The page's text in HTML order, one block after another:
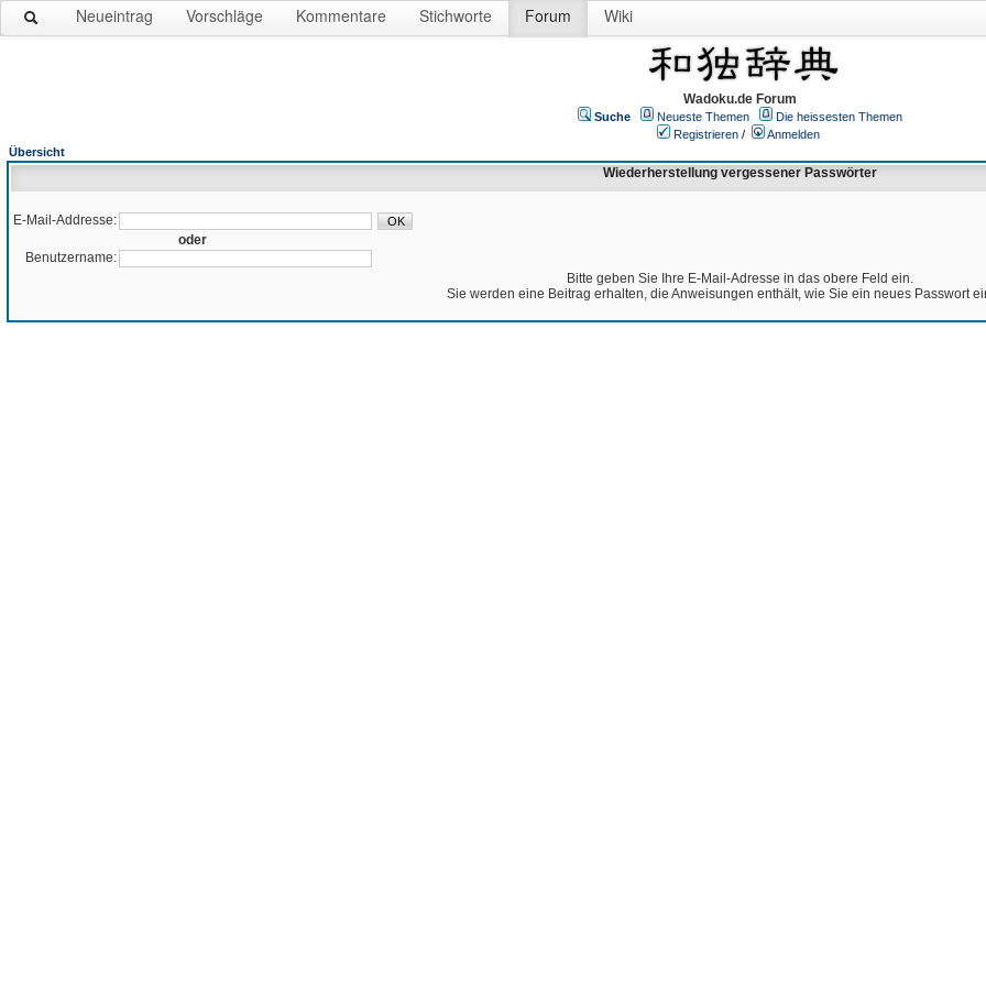
Neueintrag Vorschläge Kommentare Stichworte Forum Wiki
Wadoku.de Forum
Suche Neueste Themen
Die heissesten Themen
Registrieren /
Anmelden
Übersicht
Wiederherstellung vergessener Passwörter
E-Mail-Addresse:
oder
Benutzername:
Bitte geben Sie Ihre E-Mail-Adresse in das obere Feld ein.
Sie werden eine Beitrag erhalten, die Anweisungen enthält, wie Sie ein neues Passwort